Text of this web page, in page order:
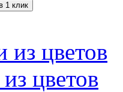
1 клик
цветов
цветов